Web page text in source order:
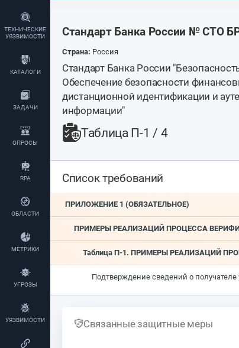
ТЕХНИЧЕСКИЕ
УЯЗВИМОСТИ
КАТАЛОГИ
ЗАДАЧИ
ОПРОСЫ
RPA
ОБЛАСТИ
МЕТРИКИ
УГРОЗЫ
УЯЗВИМОСТИ
Стандарт Банка России № СТО
Страна: Россия
Стандарт Банка России
Обеспечение безопасности
дистанционной идентификации и
информации"
Таблица П-1 / 4
Список требований
ПРИЛОЖЕНИЕ 1 (ОБЯЗАТЕЛЬНОЕ)
ПРИМЕРЫ РЕАЛИЗАЦИЙ ПРОЦЕССА
Таблица П-1. ПРИМЕРЫ РЕАЛИЗАЦИЙ
Подтверждение сведений о
Связанные защитные меры